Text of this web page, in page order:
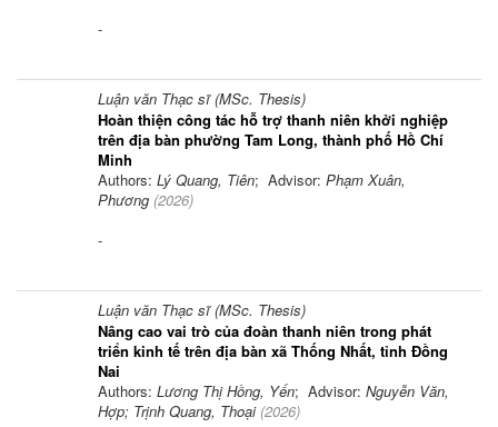
-
Luận văn Thạc sĩ (MSc. Thesis)
Hoàn thiện công tác hỗ trợ thanh niên khởi nghiệp
trên địa bàn phường Tam Long, thành phố Hồ Chí
Minh
Authors: Lý Quang, Tiên; Advisor: Phạm Xuân,
Phương (2026)
-
Luận văn Thạc sĩ (MSc. Thesis)
Nâng cao vai trò của đoàn thanh niên trong phát
triển kinh tế trên địa bàn xã Thống Nhất, tỉnh Đồng
Nai
Authors: Lương Thị Hồng, Yến; Advisor: Nguyễn Văn,
Hợp; Trịnh Quang, Thoại(2026)